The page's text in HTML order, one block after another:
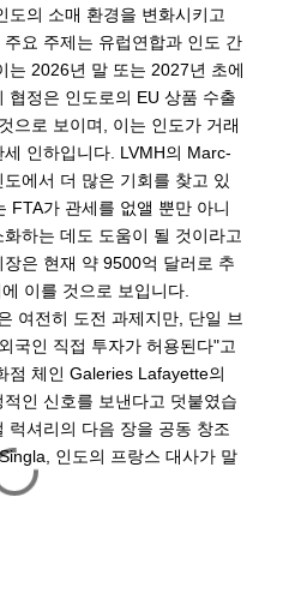
도의 소매 환경을 변화시키고
요 주제는 유럽연합과 인도 간
는 2026년 말 또는 2027년 초에
협정은 인도로의 EU 상품 수출
으로 보이며, 이는 인도가 거래
인하입니다. LVMH의 Marc-
에서 더 많은 기회를 찾고 있
FTA가 관세를 없앨 뿐만 아니
하는 데도 도움이 될 것이라고
은 현재 약 9500억 달러로 추
이를 것으로 보입니다.
여전히 도전 과제지만, 단일 브
국인 직접 투자가 허용된다"고
점 체인 Galeries Lafayette의
인 신호를 보낸다고 덧붙였습
럭셔리의 다음 장을 공동 창조
인도의 프랑스 대사가 말